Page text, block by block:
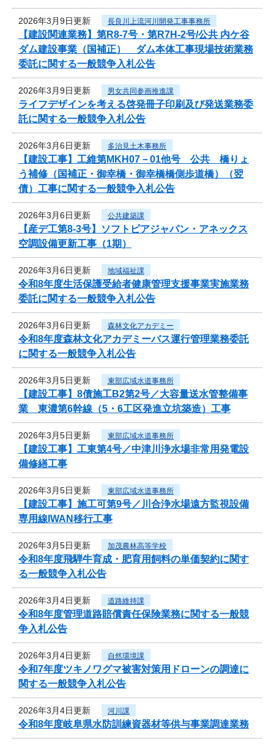
2026年3月9日更新 長良川上流河川開発工事事務所
【建設関連業務】第R8-7号・第R7H-2号/公共 内ケ谷
ダム建設事業（国補正） ダム本体工事現場技術業務
委託に関する一般競争入札公告
2026年3月9日更新 男女共同参画推進課
ライフデザインを考える啓発冊子印刷及び発送業務委
託に関する一般競争入札公告
2026年3月6日更新 多治見土木事務所
【建設工事】工維第MKH07－01他号 公共 橋りょ
う補修（国補正・御幸橋・御幸橋橋側歩道橋）（翌
債）工事に関する一般競争入札公告
2026年3月6日更新 公共建築課
【産デ工第8-3号】ソフトピアジャパン・アネックス
空調設備更新工事（1期）
2026年3月6日更新 地域福祉課
令和8年度生活保護受給者健康管理支援事業実施業務
委託に関する一般競争入札公告
2026年3月6日更新 森林文化アカデミー
令和8年度森林文化アカデミーバス運行管理業務委託
に関する一般競争入札公告
2026年3月5日更新 東部広域水道事務所
【建設工事】8債施工B2第2号／大容量送水管整備事
業 東濃第6幹線（5・6工区発進立坑築造）工事
2026年3月5日更新 東部広域水道事務所
【建設工事】工東第4号／中津川浄水場非常用発電設
備修繕工事
2026年3月5日更新 東部広域水道事務所
【建設工事】施工可第9号／川合浄水場遠方監視設備
専用線IWAN移行工事
2026年3月5日更新 加茂農林高等学校
令和8年度飛騨牛育成・肥育用飼料の単価契約に関す
る一般競争入札公告
2026年3月4日更新 道路維持課
令和8年度管理道路賠償責任保険業務に関する一般競
争入札公告
2026年3月4日更新 自然環境課
令和7年度ツキノワグマ被害対策用ドローンの調達に
関する一般競争入札公告
2026年3月4日更新 河川課
令和8年度岐阜県水防訓練資器材等供与事業調達業務